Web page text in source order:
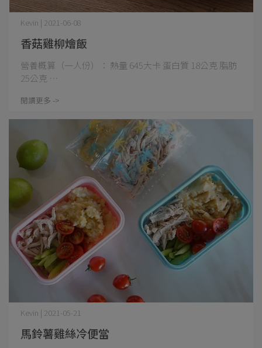
香菇雞柳燴飯
Kevin | 2021-06-08
營養概算（一人份）： 熱量 645大卡 蛋白質 18公克 脂肪
25公克 ⋯
閱讀更多 ->
馬鈴薯雞絲冷便當
Kevin | 2021-05-21